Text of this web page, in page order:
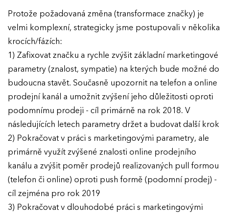
Protože požadovaná změna (transformace značky) je
velmi komplexní, strategicky jsme postupovali v několika
krocích/fázích:
1) Zafixovat značku a rychle zvýšit základní marketingové
parametry (znalost, sympatie) na kterých bude možné do
budoucna stavět. Současně upozornit na telefon a online
prodejní kanál a umožnit zvýšení jeho důležitosti oproti
podomnímu prodeji - cíl primárně na rok 2018. V
následujících letech parametry držet a budovat další krok
2) Pokračovat v práci s marketingovými parametry, ale
primárně využít zvýšené znalosti online prodejního
kanálu a zvýšit poměr prodejů realizovaných pull formou
(telefon či online) oproti push formě (podomní prodej) -
cíl zejména pro rok 2019
3) Pokračovat v dlouhodobé práci s marketingovými